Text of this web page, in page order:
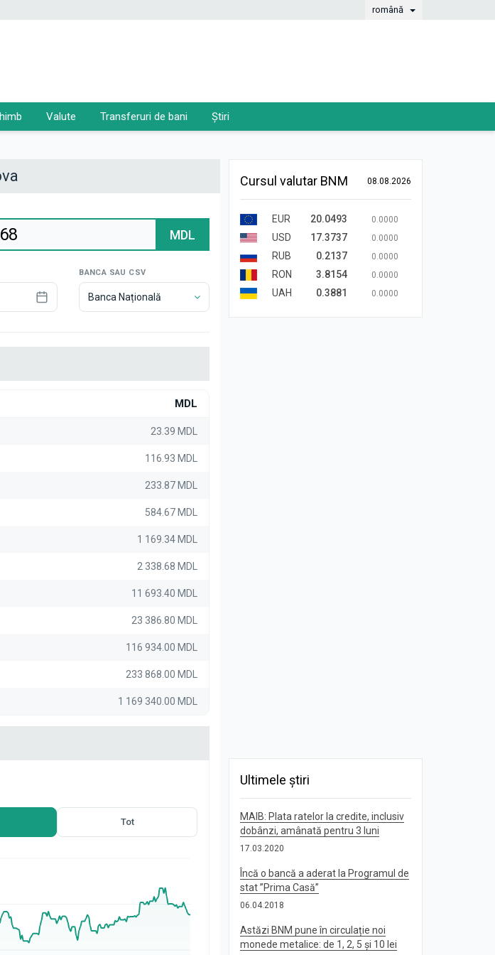
română
Valute Transferuri de bani Știri
MDL
BANCA SAU CSV
Banca Națională
MDL
23.39 MDL
116.93 MDL
233.87 MDL
584.67 MDL
1 169.34 MDL
2 338.68 MDL
11 693.40 MDL
23 386.80 MDL
116 934.00 MDL
233 868.00 MDL
1 169 340.00 MDL
Tot
Cursul valutar BNM 08.08.2026
EUR 20.0493 0.0000
USD 17.3737 0.0000
RUB 0.2137 0.0000
RON 3.8154 0.0000
UAH 0.3881 0.0000
Ultimele știri
MAIB: Plata ratelor la credite, inclusiv
dobânzi, amânată pentru 3 luni
17.03.2020
Încă o bancă a aderat la Programul de
stat ”Prima Casă”
06.04.2018
Astăzi BNM pune în circulație noi
monede metalice: de 1, 2, 5 și 10 lei